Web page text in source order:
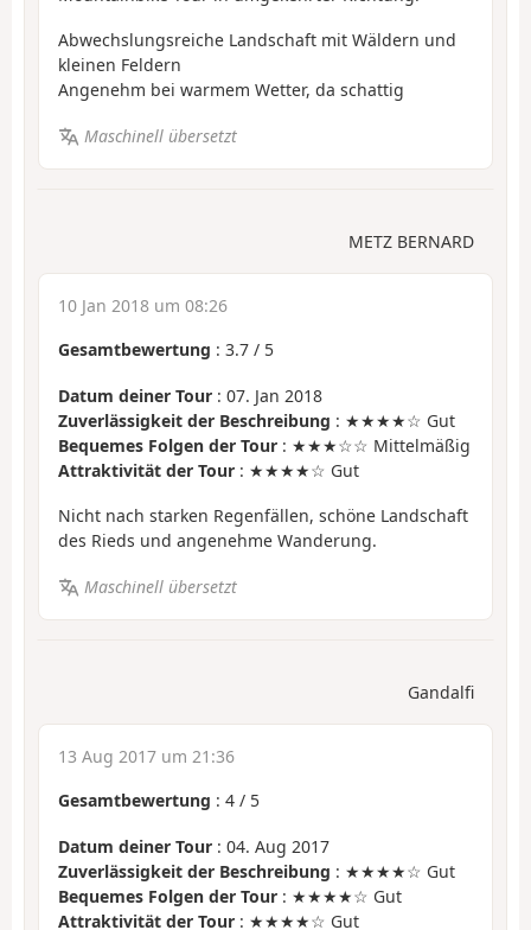
Abwechslungsreiche Landschaft mit Wäldern und
kleinen Feldern
Angenehm bei warmem Wetter, da schattig
Maschinell übersetzt
METZ BERNARD
10 Jan 2018 um 08:26
Gesamtbewertung : 3.7 / 5
Datum deiner Tour : 07. Jan 2018
Zuverlässigkeit der Beschreibung : ★★★★☆ Gut
Bequemes Folgen der Tour : ★★★☆☆ Mittelmäßig
Attraktivität der Tour : ★★★★☆ Gut
Nicht nach starken Regenfällen, schöne Landschaft
des Rieds und angenehme Wanderung.
Maschinell übersetzt
Gandalfi
13 Aug 2017 um 21:36
Gesamtbewertung : 4 / 5
Datum deiner Tour : 04. Aug 2017
Zuverlässigkeit der Beschreibung : ★★★★☆ Gut
Bequemes Folgen der Tour : ★★★★☆ Gut
Attraktivität der Tour : ★★★★☆ Gut